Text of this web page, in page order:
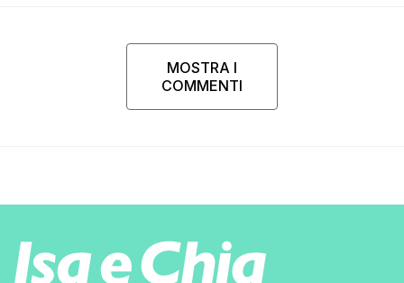
MOSTRA I
COMMENTI